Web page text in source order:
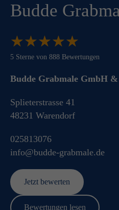
Budde
★★★★★
★★★★★
5 Sterne von 888 Bewertungen
Budde Grabmale GmbH
info@budde-grabmale.de
025813076
Splieterstrasse 41
48231 Warendorf
Jetzt bewerten
Bewertungen lesen